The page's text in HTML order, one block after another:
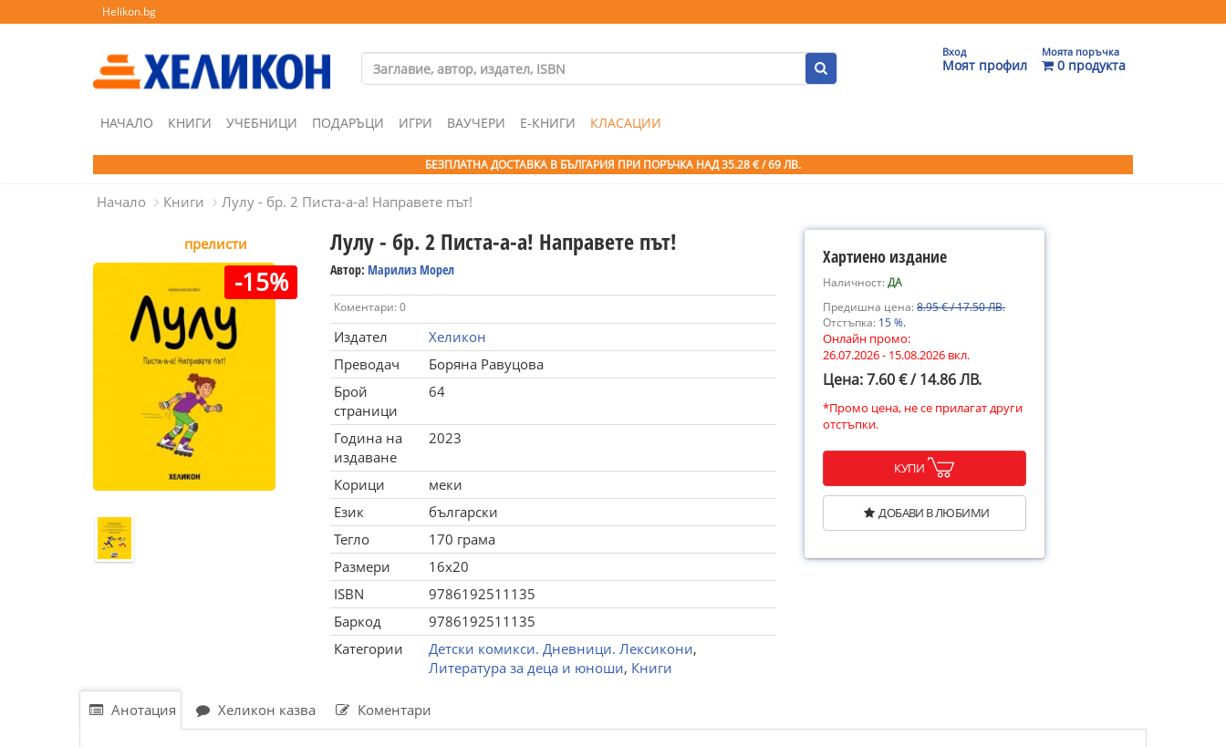
Helikon.bg
Вход
Моят профил
Моята поръчка
0 продукта
НАЧАЛО КНИГИ УЧЕБНИЦИ ПОДАРЪЦИ ИГРИ ВАУЧЕРИ Е-КНИГИ КЛАСАЦИИ
БЕЗПЛАТНА ДОСТАВКА В БЪЛГАРИЯ ПРИ ПОРЪЧКА НАД 35.28 € / 69 ЛВ.
Начало Книги Лулу - бр. 2 Писта-а-а! Направете път!
прелисти
-15%
Лулу - бр. 2 Писта-а-а! Направете път!
Автор: Марилиз Морел
Коментари: 0
Издател
Хеликон
Преводач
Боряна Равуцова
Брой
страници
64
Година на
издаване
2023
Корици
меки
Език
български
Тегло
170 грама
Размери
16x20
ISBN
9786192511135
Баркод
9786192511135
Категории
Детски комикси. Дневници. Лексикони,
Литература за деца и юноши, Книги
Хартиено издание
Наличност:ДА
Предишна цена:8.95 € / 17.50 ЛВ.
Отстъпка: 15 %.
Онлайн промо:
26.07.2026 - 15.08.2026 вкл.
Цена: 7.60 € / 14.86 ЛВ.
*Промо цена, не се прилагат други
отстъпки.
КУПИ
ДОБАВИ В ЛЮБИМИ
Анотация Хеликон казва Коментари